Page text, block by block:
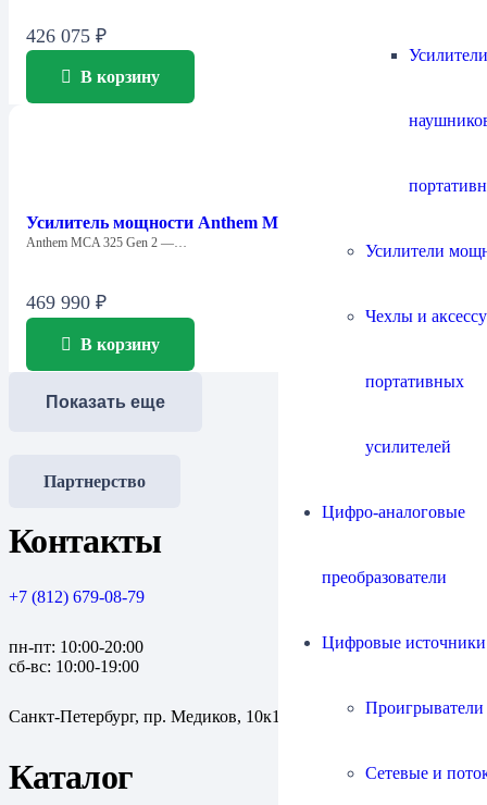
Усилители
Чехлы и
портативных
усилителей
Цифро-аналоговые
преобразователи
Цифровые источники
Сетевые и
426 075 ₽
В корзину
Усилитель мощности Anthem MCA 325 GEN2
Anthem MCA 325 Gen 2 —…
469 990 ₽
В корзину
Показать еще
Партнерство
Контакты
+7 (812) 679-08-79
пн-пт: 10:00-20:00
сб-вс: 10:00-19:00
Санкт-Петербург, пр. Медиков, 10к1
Каталог